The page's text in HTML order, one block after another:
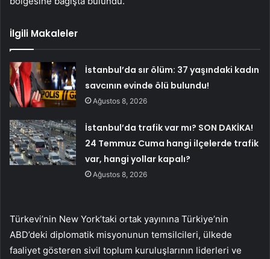
İlgili Makaleler
İstanbul’da sır ölüm: 37 yaşındaki kadın
savcının evinde ölü bulundu!
Ağustos 8, 2026
İstanbul’da trafik var mı? SON DAKİKA!
24 Temmuz Cuma hangi ilçelerde trafik
var, hangi yollar kapalı?
Ağustos 8, 2026
Türkevi’nin New York’taki ortak yayınına Türkiye’nin
ABD’deki diplomatik misyonunun temsilcileri, ülkede
faaliyet gösteren sivil toplum kuruluşlarının liderleri ve